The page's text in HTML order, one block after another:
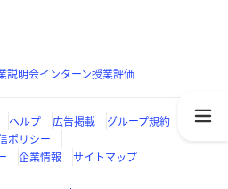
説明会インターン授業評価
ヘルプ 広告掲載
グループ規約
ポリシー
企業情報 サイトマップ